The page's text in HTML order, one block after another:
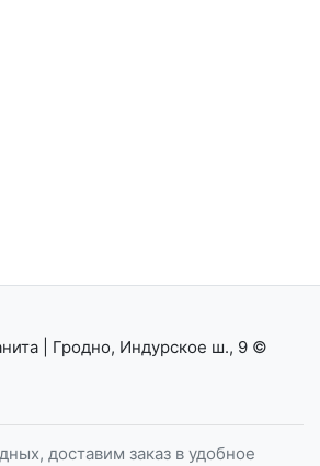
| Гродно, Индурское ш., 9 ©
доставим заказ в удобное